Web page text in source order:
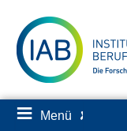
zum
Inhalt
≡ Menü ✘